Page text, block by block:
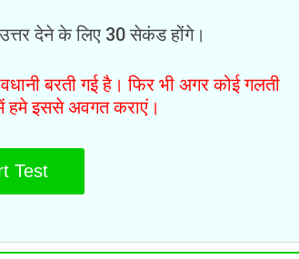
देने के लिए 30 सेकंड होंगे।
बरती गई है। फिर भी अगर कोई गलती
हमे इससे अवगत कराएं।
Test